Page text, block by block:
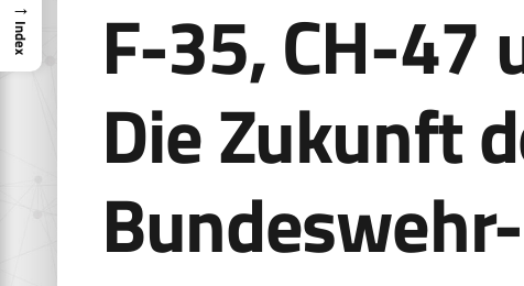
F-35, CH-47
Die Zukunft
→
Index